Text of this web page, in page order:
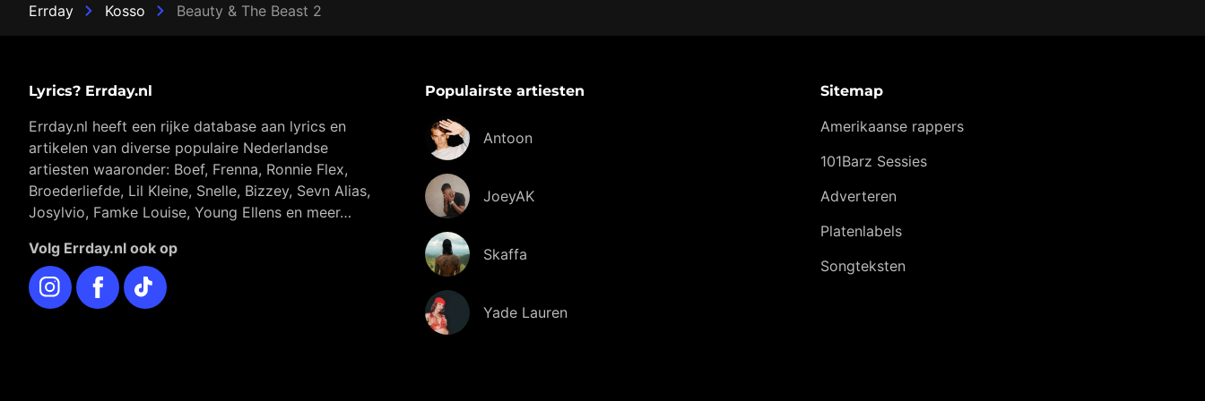
Errday Kosso Beauty & The Beast 2
Lyrics? Errday.nl
Errday.nl heeft een rijke database aan lyrics en
artikelen van diverse populaire Nederlandse
artiesten waaronder: Boef, Frenna, Ronnie Flex,
Broederliefde, Lil Kleine, Snelle, Bizzey, Sevn Alias,
Josylvio, Famke Louise, Young Ellens en meer…
Volg Errday.nl ook op
InstagramFacebookTikTok
Populairste artiesten
Antoon
JoeyAK
Skaffa
Yade Lauren
Sitemap
Amerikaanse rappers
101Barz Sessies
Adverteren
Platenlabels
Songteksten